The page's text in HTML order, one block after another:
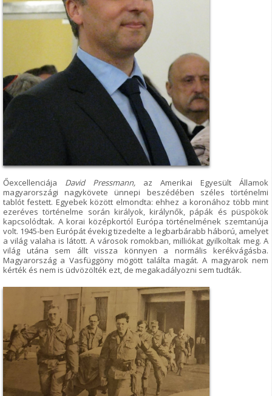
Őexcellenciája David Pressmann, az Amerikai Egyesült Államok
magyarországi nagykövete ünnepi beszédében széles történelmi
tablót festett. Egyebek között elmondta: ehhez a koronához több mint
ezeréves történelme során királyok, királynők, pápák és püspökök
kapcsolódtak. A korai középkortól Európa történelmének szemtanúja
volt. 1945-ben Európát évekig tizedelte a legbarbárabb háború, amelyet
a világ valaha is látott. A városok romokban, milliókat gyilkoltak meg. A
világ utána sem állt vissza könnyen a normális kerékvágásba.
Magyarország a Vasfüggöny mögött találta magát. A magyarok nem
kérték és nem is üdvözölték ezt, de megakadályozni sem tudták.